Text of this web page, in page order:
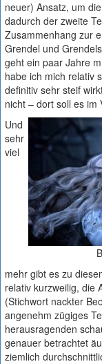
neuer) Ansatz, um
dadurch der zweite
Zusammenhang zur
Grendel und
geht ein paar Jahre
habe ich mich relativ
definitiv sehr steif
nicht – dort soll es im
Und
sehr
viel
mehr gibt es zu
relativ kurzweilig, die
(Stichwort nackter
angenehm zügiges
herausragenden
genauer betrachtet
ziemlich